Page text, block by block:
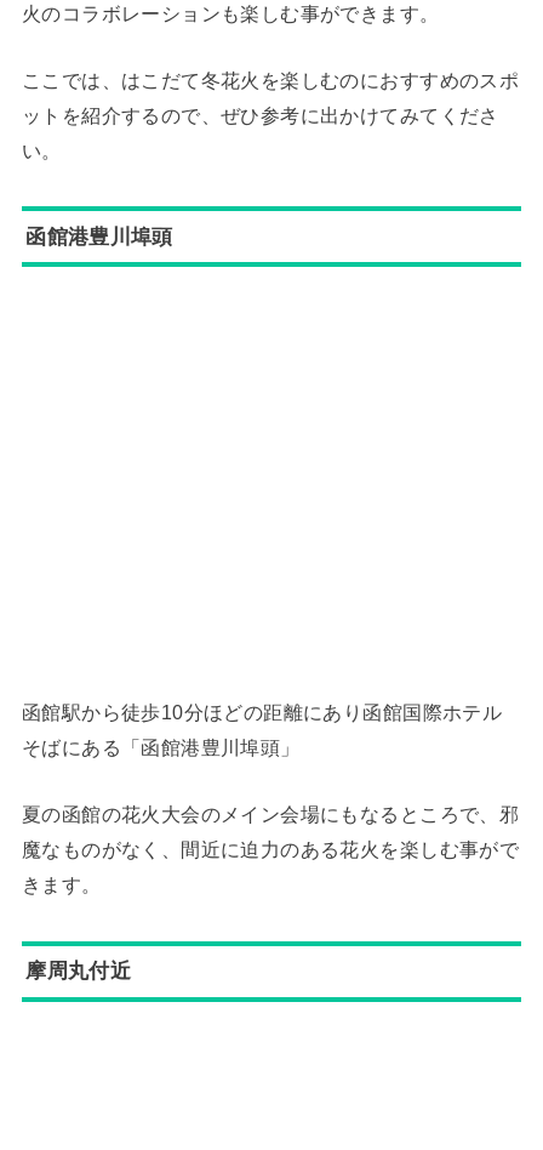
火のコラボレーションも楽しむ事ができます。
ここでは、はこだて冬花火を楽しむのにおすすめのスポ
ットを紹介するので、ぜひ参考に出かけてみてくださ
い。
函館港豊川埠頭
函館駅から徒歩10分ほどの距離にあり函館国際ホテル
そばにある「函館港豊川埠頭」
夏の函館の花火大会のメイン会場にもなるところで、邪
魔なものがなく、間近に迫力のある花火を楽しむ事がで
きます。
摩周丸付近